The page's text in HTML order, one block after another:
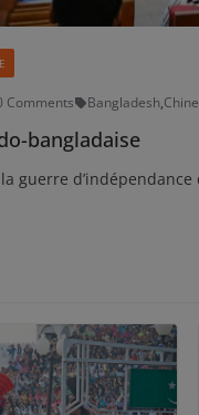
Comments Bangladesh,Chine
bangladaise
guerre